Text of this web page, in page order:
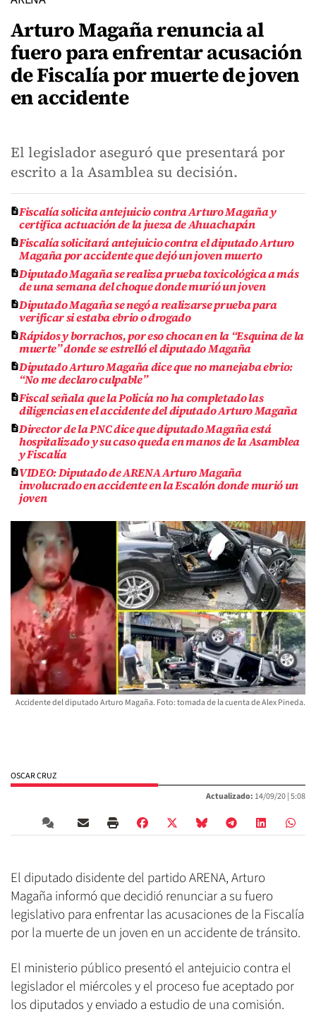
Arturo Magaña renuncia al
fuero para enfrentar acusación
de Fiscalía por muerte de joven
en accidente
El legislador aseguró que presentará por
escrito a la Asamblea su decisión.
Fiscalía solicita antejuicio contra Arturo Magaña y
certifica actuación de la jueza de Ahuachapán
Fiscalía solicitará antejuicio contra el diputado Arturo
Magaña por accidente que dejó un joven muerto
Diputado Magaña se realiza prueba toxicológica a más
de una semana del choque donde murió un joven
Diputado Magaña se negó a realizarse prueba para
verificar si estaba ebrio o drogado
Rápidos y borrachos, por eso chocan en la “Esquina de la
muerte” donde se estrelló el diputado Magaña
Diputado Arturo Magaña dice que no manejaba ebrio:
“No me declaro culpable”
Fiscal señala que la Policía no ha completado las
diligencias en el accidente del diputado Arturo Magaña
Director de la PNC dice que diputado Magaña está
hospitalizado y su caso queda en manos de la Asamblea
y Fiscalía
VIDEO: Diputado de ARENA Arturo Magaña
involucrado en accidente en la Escalón donde murió un
joven
Accidente del diputado Arturo Magaña. Foto: tomada de la cuenta de Alex Pineda.
OSCAR CRUZ
Actualizado: 14/09/20 |5:08
El diputado disidente del partido ARENA, Arturo
Magaña informó que decidió renunciar a su fuero
legislativo para enfrentar las acusaciones de la Fiscalía
por la muerte de un joven en un accidente de tránsito.
El ministerio público presentó el antejuicio contra el
legislador el miércoles y el proceso fue aceptado por
los diputados y enviado a estudio de una comisión.